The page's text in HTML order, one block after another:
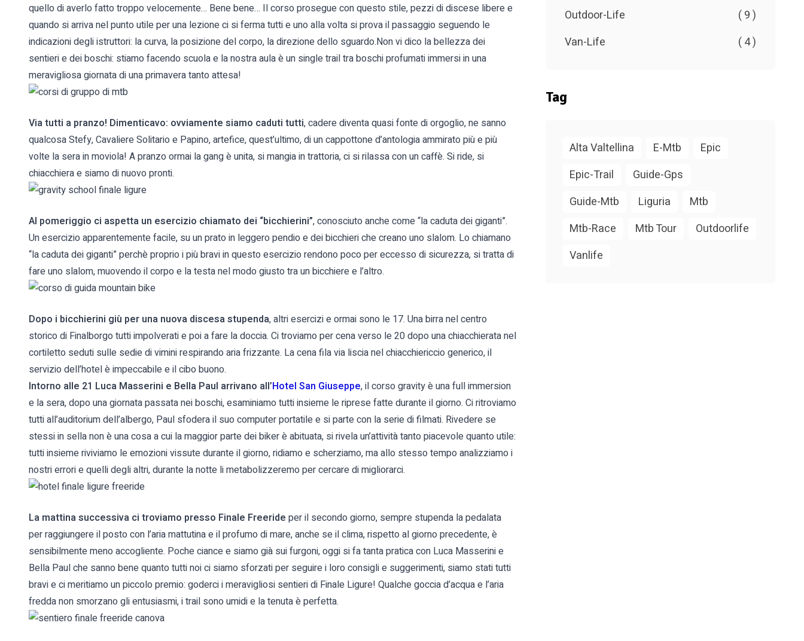
quello di averlo fatto troppo velocemente… Bene bene… Il corso prosegue con questo stile, pezzi di discese libere e
quando si arriva nel punto utile per una lezione ci si ferma tutti e uno alla volta si prova il passaggio seguendo le
indicazioni degli istruttori: la curva, la posizione del corpo, la direzione dello sguardo.Non vi dico la bellezza dei
sentieri e dei boschi: stiamo facendo scuola e la nostra aula è un single trail tra boschi profumati immersi in una
meravigliosa giornata di una primavera tanto attesa!
Via tutti a pranzo! Dimenticavo: ovviamente siamo caduti tutti, cadere diventa quasi fonte di orgoglio, ne sanno
qualcosa Stefy, Cavaliere Solitario e Papino, artefice, quest’ultimo, di un cappottone d’antologia ammirato più e più
volte la sera in moviola! A pranzo ormai la gang è unita, si mangia in trattoria, ci si rilassa con un caffè. Si ride, si
chiacchiera e siamo di nuovo pronti.
Al pomeriggio ci aspetta un esercizio chiamato dei “bicchierini”, conosciuto anche come “la caduta dei giganti”.
Un esercizio apparentemente facile, su un prato in leggero pendio e dei bicchieri che creano uno slalom. Lo chiamano
“la caduta dei giganti” perchè proprio i più bravi in questo esercizio rendono poco per eccesso di sicurezza, si tratta di
fare uno slalom, muovendo il corpo e la testa nel modo giusto tra un bicchiere e l’altro.
Dopo i bicchierini giù per una nuova discesa stupenda, altri esercizi e ormai sono le 17. Una birra nel centro
storico di Finalborgo tutti impolverati e poi a fare la doccia. Ci troviamo per cena verso le 20 dopo una chiacchierata nel
cortiletto seduti sulle sedie di vimini respirando aria frizzante. La cena fila via liscia nel chiacchiericcio generico, il
servizio dell’hotel è impeccabile e il cibo buono.
Intorno alle 21 Luca Masserini e Bella Paul arrivano all’Hotel San Giuseppe, il corso gravity è una full immersion
e la sera, dopo una giornata passata nei boschi, esaminiamo tutti insieme le riprese fatte durante il giorno. Ci ritroviamo
tutti all’auditorium dell’albergo, Paul sfodera il suo computer portatile e si parte con la serie di filmati. Rivedere se
stessi in sella non è una cosa a cui la maggior parte dei biker è abituata, si rivela un’attività tanto piacevole quanto utile:
tutti insieme riviviamo le emozioni vissute durante il giorno, ridiamo e scherziamo, ma allo stesso tempo analizziamo i
nostri errori e quelli degli altri, durante la notte li metabolizzeremo per cercare di migliorarci.
La mattina successiva ci troviamo presso Finale Freeride per il secondo giorno, sempre stupenda la pedalata
per raggiungere il posto con l’aria mattutina e il profumo di mare, anche se il clima, rispetto al giorno precedente, è
sensibilmente meno accogliente. Poche ciance e siamo già sui furgoni, oggi si fa tanta pratica con Luca Masserini e
Bella Paul che sanno bene quanto tutti noi ci siamo sforzati per seguire i loro consigli e suggerimenti, siamo stati tutti
bravi e ci meritiamo un piccolo premio: goderci i meravigliosi sentieri di Finale Ligure! Qualche goccia d’acqua e l’aria
fredda non smorzano gli entusiasmi, i trail sono umidi e la tenuta è perfetta.
Outdoor-Life
( 9 )
Van-Life
( 4 )
Tag
Alta Valtellina E-Mtb
Epic
Epic-Trail
Guide-Gps
Guide-Mtb
Liguria
Mtb
Mtb-Race
Mtb Tour
Outdoorlife
Vanlife